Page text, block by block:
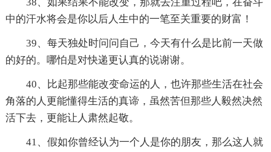
中的汗水将会是你以后人生中的一笔至关重要的财富！
39、每天独处时问问自己，今天有什么是比前一天做
的好的。哪怕是对快递更认真的说谢谢。
40、比起那些能改变命运的人，也许那些生活在社会
角落的人更能懂得生活的真谛，虽然苦但那些人毅然决然
活下去，更能让人肃然起敬。
41、假如你曾经认为一个人是你的朋友，那么这人就